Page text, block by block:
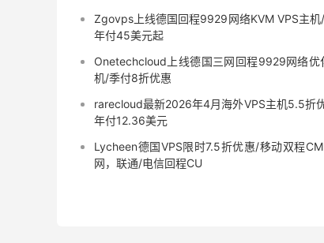
Zgovps上线德国回程9929网络KVM VPS主机
年付45美元起
Onetechcloud上线德国三网回程9929网络优
机/季付8折优惠
rarecloud最新2026年4月海外VPS主机5.5折
年付12.36美元
Lycheen德国VPS限时7.5折优惠/移动双程
网，联通/电信回程CU